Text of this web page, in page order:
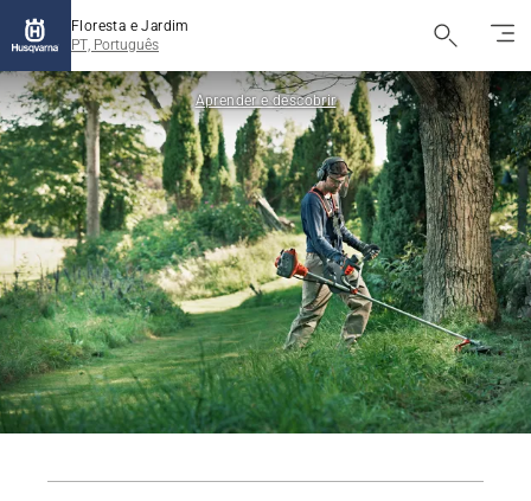
Floresta e Jardim
PT, Português
Aprender e descobrir